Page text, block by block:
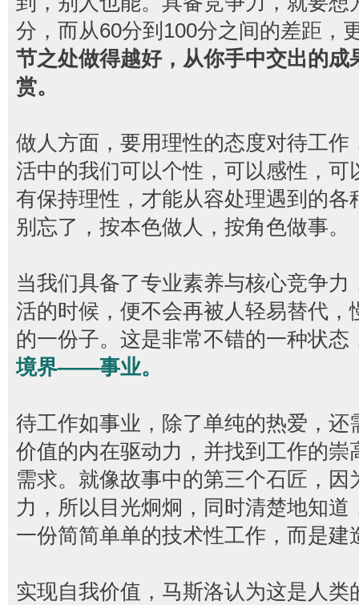
分，而从60分到100分之间的差距，
节之处做得越好，从你手中交出的
赏。
做人方面，要用理性的态度对待工
活中的我们可以个性，可以感性，
有保持理性，才能从容处理遇到的
别忘了，按本色做人，按角色做事。
当我们具备了专业素养与核心竞争
活的时候，便不会再被人轻易替代
的一份子。这是非常不错的一种状态
境界——事业。
待工作如事业，除了单纯的热爱，
价值的内在驱动力，并找到工作的
需求。就像故事中的第三个石匠，
力，所以目光炯炯，同时清楚地知
一份简简单单的技术性工作，而是建
实现自我价值，马斯洛认为这是人